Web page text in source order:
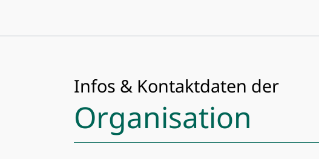
Infos & Kontaktdaten der
Organisation